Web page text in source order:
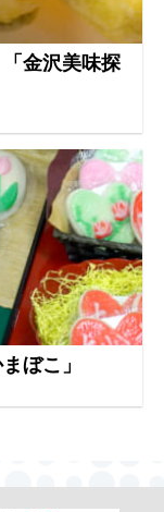
金沢美味探
ぼこ」